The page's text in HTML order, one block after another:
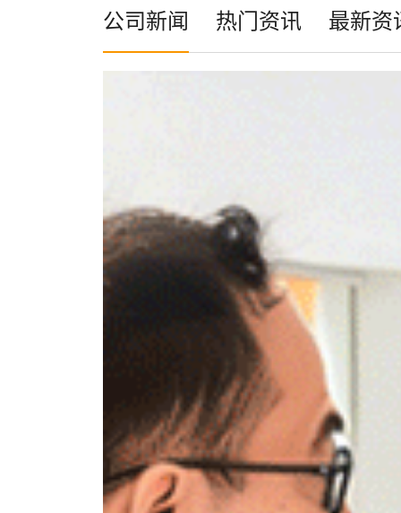
公司新闻 热门资讯 最新资